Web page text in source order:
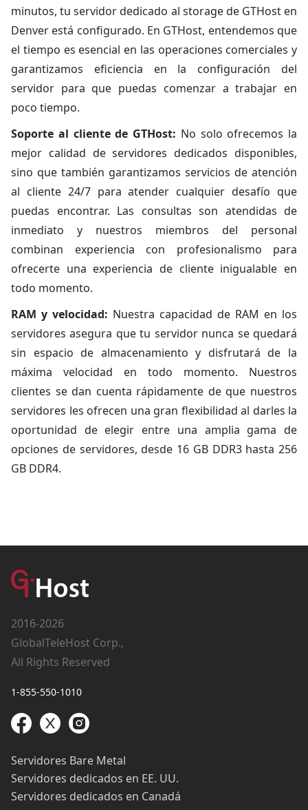
minutos, tu servidor dedicado al storage de GTHost en
Denver está configurado. En GTHost, entendemos que
el tiempo es esencial en las operaciones comerciales y
garantizamos eficiencia en la configuración del
servidor para que puedas comenzar a trabajar en
poco tiempo.
Soporte al cliente de GTHost: No solo ofrecemos la
mejor calidad de servidores dedicados disponibles,
sino que también garantizamos servicios de atención
al cliente 24/7 para atender cualquier desafío que
puedas encontrar. Las consultas son atendidas de
inmediato y nuestros miembros del personal
combinan experiencia con profesionalismo para
ofrecerte una experiencia de cliente inigualable en
todo momento.
RAM y velocidad: Nuestra capacidad de RAM en los
servidores asegura que tu servidor nunca se quedará
sin espacio de almacenamiento y disfrutará de la
máxima velocidad en todo momento. Nuestros
clientes se dan cuenta rápidamente de que nuestros
servidores les ofrecen una gran flexibilidad al darles la
oportunidad de elegir entre una amplia gama de
opciones de servidores, desde 16 GB DDR3 hasta 256
GB DDR4.
2016-2026
GlobalTeleHost Corp.,
All Rights Reserved
1-855-550-1010
Servidores Bare Metal
Servidores dedicados en EE. UU.
Servidores dedicados en Canadá